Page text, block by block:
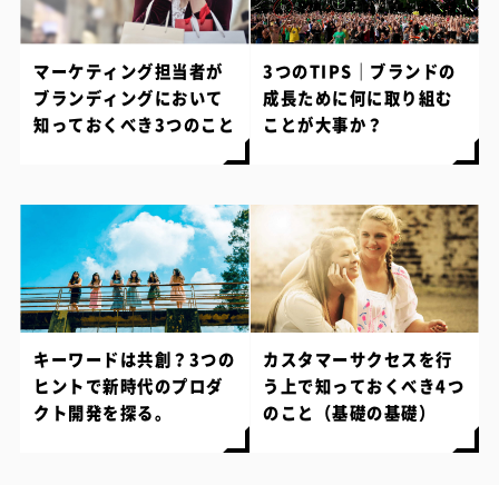
マーケティング担当者が
ブランディングにおいて
知っておくべき3つのこと
3つのTIPS｜ブランドの
成長ために何に取り組む
ことが大事か？
キーワードは共創？3つの
ヒントで新時代のプロダ
クト開発を探る。
カスタマーサクセスを行
う上で知っておくべき4つ
のこと（基礎の基礎）